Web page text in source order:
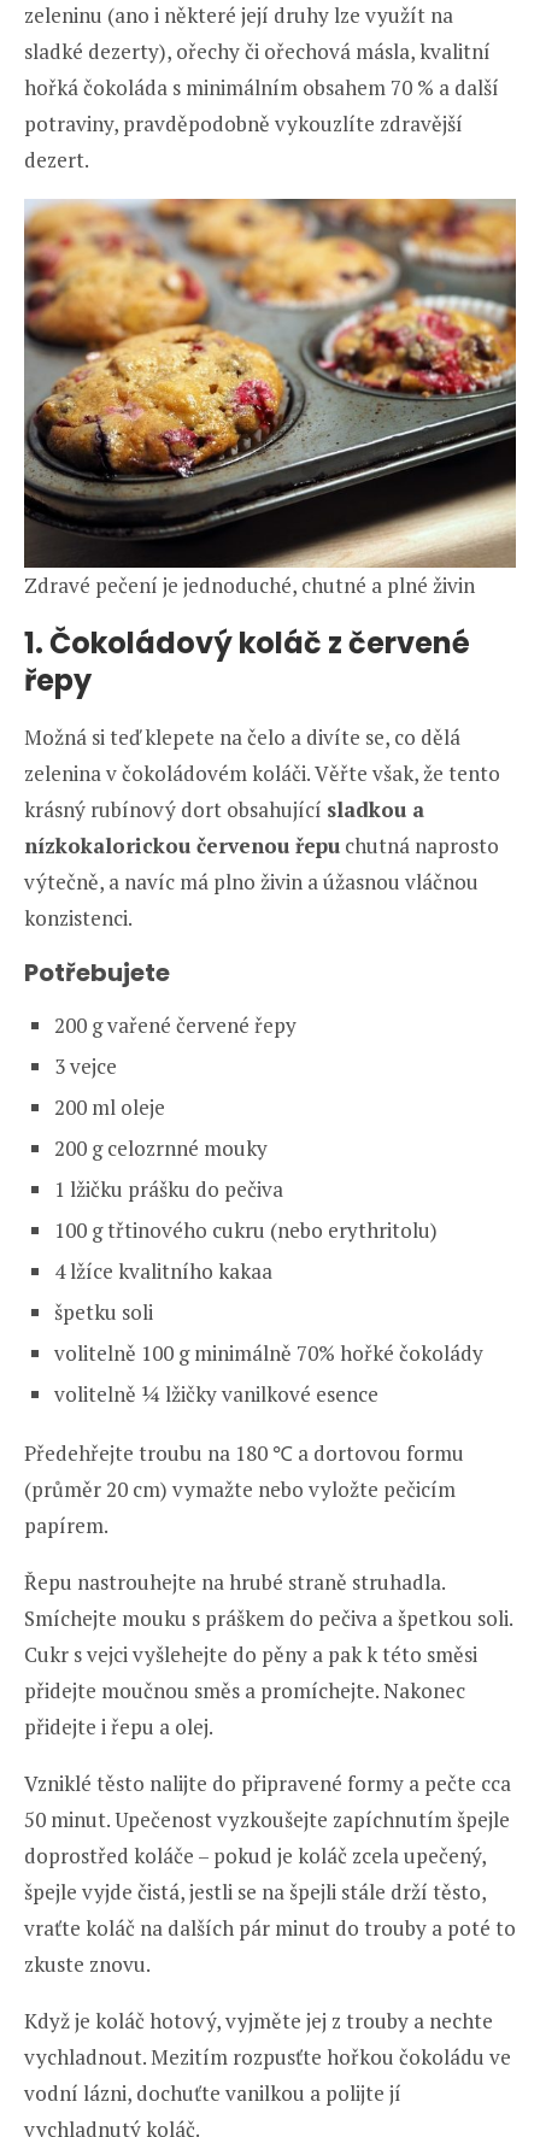
zeleninu (ano i některé její druhy lze využít na
sladké dezerty), ořechy či ořechová másla, kvalitní
hořká čokoláda s minimálním obsahem 70 % a další
potraviny, pravděpodobně vykouzlíte zdravější
dezert.
Zdravé pečení je jednoduché, chutné a plné živin
1. Čokoládový koláč z červené
řepy
Možná si teď klepete na čelo a divíte se, co dělá
zelenina v čokoládovém koláči. Věřte však, že tento
krásný rubínový dort obsahující sladkou a
nízkokalorickou červenou řepu chutná naprosto
výtečně, a navíc má plno živin a úžasnou vláčnou
konzistenci.
Potřebujete
200 g vařené červené řepy
3 vejce
200 ml oleje
200 g celozrnné mouky
1 lžičku prášku do pečiva
100 g třtinového cukru (nebo erythritolu)
4 lžíce kvalitního kakaa
špetku soli
volitelně 100 g minimálně 70% hořké čokolády
volitelně ¼ lžičky vanilkové esence
Předehřejte troubu na 180 ℃ a dortovou formu
(průměr 20 cm) vymažte nebo vyložte pečicím
papírem.
Řepu nastrouhejte na hrubé straně struhadla.
Smíchejte mouku s práškem do pečiva a špetkou soli.
Cukr s vejci vyšlehejte do pěny a pak k této směsi
přidejte moučnou směs a promíchejte. Nakonec
přidejte i řepu a olej.
Vzniklé těsto nalijte do připravené formy a pečte cca
50 minut. Upečenost vyzkoušejte zapíchnutím špejle
doprostřed koláče – pokud je koláč zcela upečený,
špejle vyjde čistá, jestli se na špejli stále drží těsto,
vraťte koláč na dalších pár minut do trouby a poté to
zkuste znovu.
Když je koláč hotový, vyjměte jej z trouby a nechte
vychladnout. Mezitím rozpusťte hořkou čokoládu ve
vodní lázni, dochuťte vanilkou a polijte jí
vychladnutý koláč.